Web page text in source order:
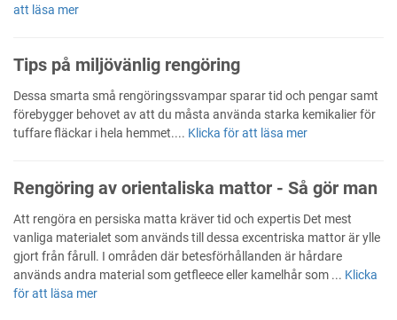
att läsa mer
Tips på miljövänlig rengöring
Dessa smarta små rengöringssvampar sparar tid och pengar samt
förebygger behovet av att du måsta använda starka kemikalier för
tuffare fläckar i hela hemmet.... Klicka för att läsa mer
Rengöring av orientaliska mattor - Så gör man
Att rengöra en persiska matta kräver tid och expertis Det mest
vanliga materialet som används till dessa excentriska mattor är ylle
gjort från fårull. I områden där betesförhållanden är hårdare
används andra material som getfleece eller kamelhår som ... Klicka
för att läsa mer